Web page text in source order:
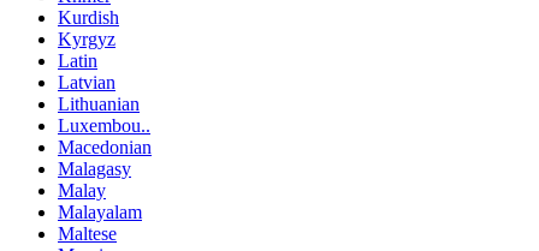
Kurdish
Kyrgyz
Latin
Latvian
Lithuanian
Luxembou..
Macedonian
Malagasy
Malay
Malayalam
Maltese